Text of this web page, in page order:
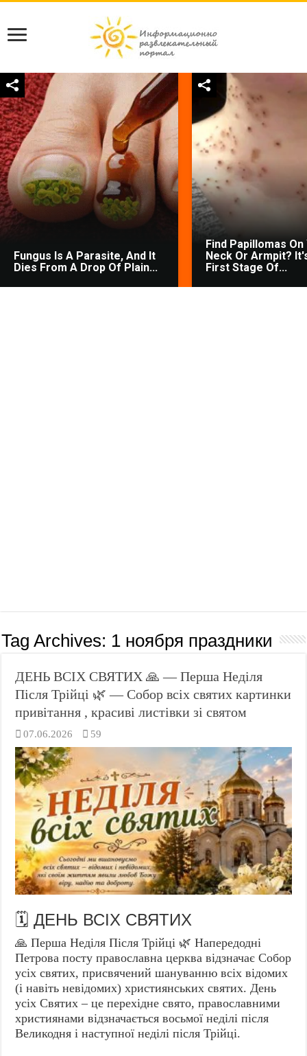
Fungus Is A Parasite, And It
Dies From A Drop Of Plain...
Find Papillomas On
Neck Or Armpit?
First Stage Of...
Tag Archives: 1 ноября праздники
ДЕНЬ ВСІХ СВЯТИХ 🙏 — Перша Неділя
Після Трійці 🌿 — Собор всіх святих картинки
привітання , красиві листівки зі святом
07.06.2026 59
🗓️ ДЕНЬ ВСІХ СВЯТИХ
🙏 Перша Неділя Після Трійці 🌿 Напередодні
Петрова посту православна церква відзначає Собор
усіх святих, присвячений шануванню всіх відомих
(і навіть невідомих) християнських святих. День
усіх Святих – це перехідне свято, православними
християнами відзначається восьмої неділі після
Великодня і наступної неділі після Трійці.